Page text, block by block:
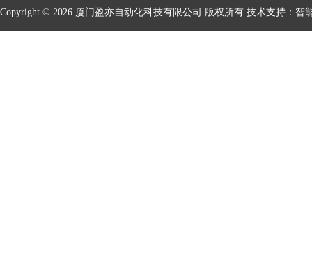
Copyright © 2026 厦门盈亦自动化科技有限公司 版权所有 技术支持： 智